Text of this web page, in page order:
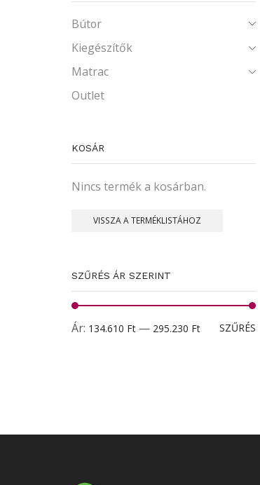
Bútor
Kiegészítők
Matrac
Outlet
KOSÁR
Nincs termék a kosárban.
VISSZA A TERMÉKLISTÁHOZ
SZŰRÉS ÁR SZERINT
SZŰRÉS
Ár: 134.610 Ft — 295.230 Ft